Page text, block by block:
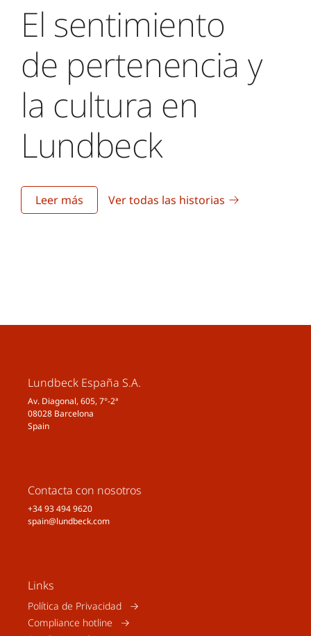
El sentimiento
de pertenencia y
la cultura en
Lundbeck
Leer más Ver todas las historias
Lundbeck España S.A.
Av. Diagonal, 605, 7°-2ª
08028 Barcelona
Spain
Contacta con nosotros
+34 93 494 9620
spain@lundbeck.com
Links
Política de Privacidad
Compliance hotline